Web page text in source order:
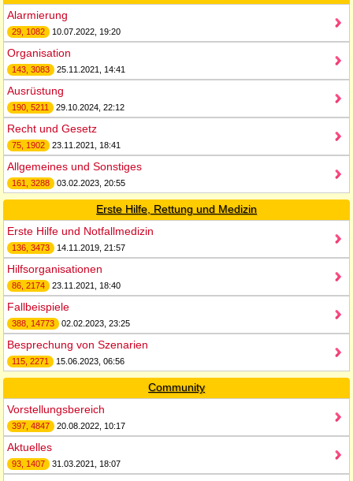
Alarmierung
29, 1082 10.07.2022, 19:20
Organisation
143, 3083 25.11.2021, 14:41
Ausrüstung
190, 5211 29.10.2024, 22:12
Recht und Gesetz
75, 1902 23.11.2021, 18:41
Allgemeines und Sonstiges
161, 3288 03.02.2023, 20:55
Erste Hilfe, Rettung und Medizin
Erste Hilfe und Notfallmedizin
136, 3473 14.11.2019, 21:57
Hilfsorganisationen
86, 2174 23.11.2021, 18:40
Fallbeispiele
388, 14773 02.02.2023, 23:25
Besprechung von Szenarien
115, 2271 15.06.2023, 06:56
Community
Vorstellungsbereich
397, 4847 20.08.2022, 10:17
Aktuelles
93, 1407 31.03.2021, 18:07